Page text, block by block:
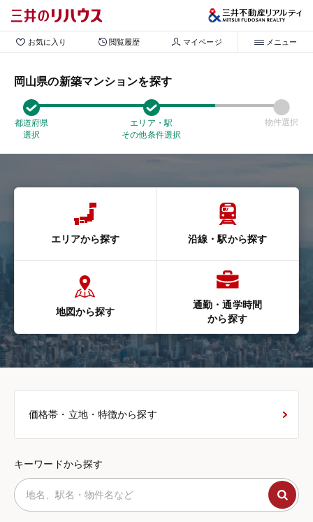
お気に入り 閲覧履歴 マイページ メニュー
岡山県の新築マンションを探す
都道府県
選択
エリア・駅
その他条件選択
物件選択
エリアから探す 沿線・駅から探す
地図から探す
通勤・通学時間
から探す
価格帯・立地・特徴から探す
キーワードから探す